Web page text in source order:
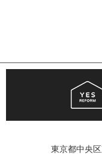
東京都中央